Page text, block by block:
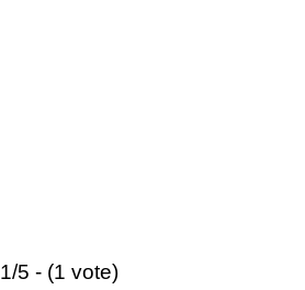
1/5 - (1 vote)